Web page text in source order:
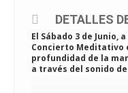
DETALLES
El Sábado 3 de Junio,
Concierto Meditativo
profundidad de la
a través del sonido